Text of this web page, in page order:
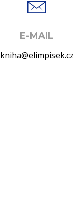
E-MAIL
kniha@elimpisek.cz